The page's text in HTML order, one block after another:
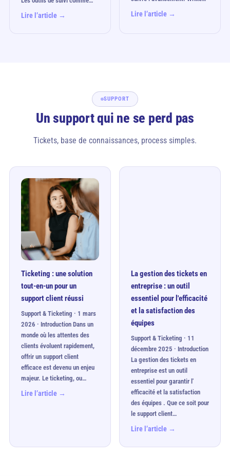
Lire l’article → Lire l’article →
SUPPORT
Un support qui ne se perd pas
Tickets, base de connaissances, process simples.
Ticketing : une solution
tout-en-un pour un
support client réussi
Support & Ticketing · 1 mars
2026 · Introduction Dans un
monde où les attentes des
clients évoluent rapidement,
offrir un support client
efficace est devenu un enjeu
majeur. Le ticketing, ou…
Lire l’article →
La gestion des tickets en
entreprise : un outil
essentiel pour l'efficacité
et la satisfaction des
équipes
Support & Ticketing · 11
décembre 2025 · Introduction
La gestion des tickets en
entreprise est un outil
essentiel pour garantir l'
efficacité et la satisfaction
des équipes . Que ce soit pour
le support client…
Lire l’article →